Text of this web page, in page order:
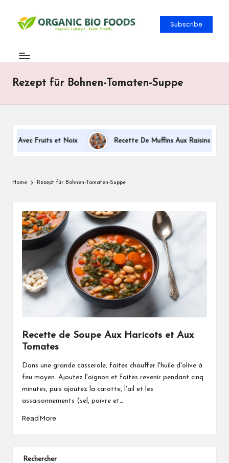
Subscribe
Rezept für Bohnen-Tomaten-Suppe
Avec Fruits et Noix Recette De Muffins Aux Raisins Secs,
Home Rezept für Bohnen-Tomaten-Suppe
Recette de Soupe Aux Haricots et Aux
Tomates
Dans une grande casserole, faites chauffer l'huile d'olive à
feu moyen. Ajoutez l'oignon et faites revenir pendant cinq
minutes, puis ajoutez la carotte, l'ail et les
assaisonnements (sel, poivre et…
Read More
Rechercher